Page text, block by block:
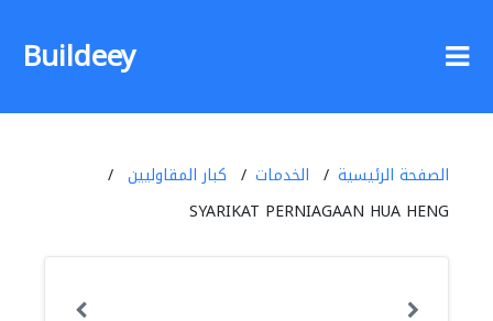
Buildeey
الصفحة الرئيسية الخدمات
كبار المقاوليين
SYARIKAT PERNIAGAAN HUA HENG